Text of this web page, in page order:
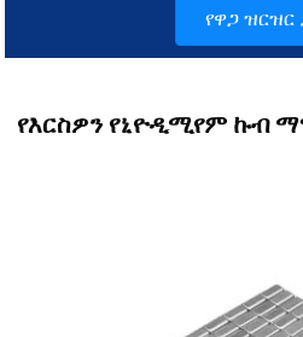
የዋጋ ዝርዝር
የእርስዎን የኒዮዲሚየም ኩብ